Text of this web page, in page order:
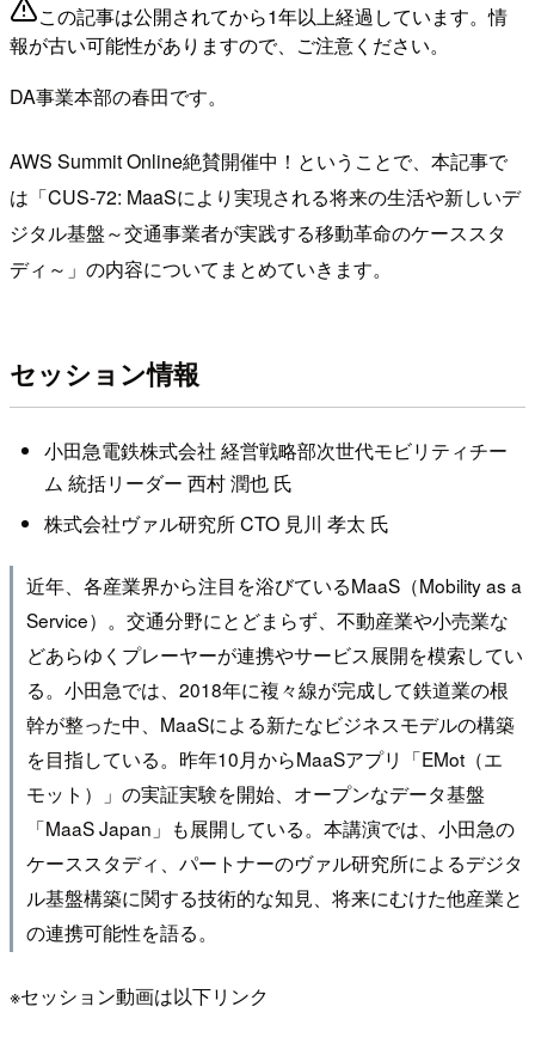
この記事は公開されてから1年以上経過しています。情
報が古い可能性がありますので、ご注意ください。
DA事業本部の春田です。
AWS Summit Online絶賛開催中！ということで、本記事で
は「CUS-72: MaaSにより実現される将来の生活や新しいデ
ジタル基盤～交通事業者が実践する移動革命のケーススタ
ディ～」の内容についてまとめていきます。
セッション情報
小田急電鉄株式会社 経営戦略部次世代モビリティチー
ム 統括リーダー 西村 潤也 氏
株式会社ヴァル研究所 CTO 見川 孝太 氏
近年、各産業界から注目を浴びているMaaS（Mobility as a
Service）。交通分野にとどまらず、不動産業や小売業な
どあらゆくプレーヤーが連携やサービス展開を模索してい
る。小田急では、2018年に複々線が完成して鉄道業の根
幹が整った中、MaaSによる新たなビジネスモデルの構築
を目指している。昨年10月からMaaSアプリ「EMot（エ
モット）」の実証実験を開始、オープンなデータ基盤
「MaaS Japan」も展開している。本講演では、小田急の
ケーススタディ、パートナーのヴァル研究所によるデジタ
ル基盤構築に関する技術的な知見、将来にむけた他産業と
の連携可能性を語る。
※セッション動画は以下リンク